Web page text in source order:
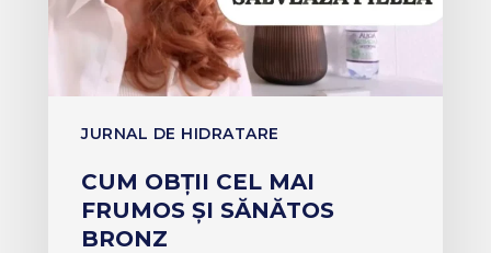
JURNAL DE HIDRATARE
CUM OBȚII CEL MAI
FRUMOS ȘI SĂNĂTOS
BRONZ